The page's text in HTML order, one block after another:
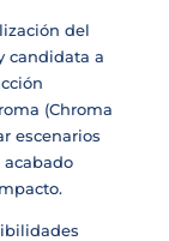
del
candidata a
(Chroma
escenarios